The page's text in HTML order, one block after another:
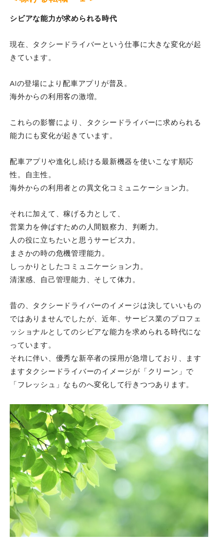
シビアな能力が求められる時代
現在、タクシードライバーという仕事に大きな変化が起
きています。
AIの登場により配車アプリが普及。
海外からの利用客の激増。
これらの影響により、タクシードライバーに求められる
能力にも変化が起きています。
配車アプリや進化し続ける最新機器を使いこなす順応
性。自主性。
海外からの利用者との異文化コミュニケーション力。
それに加えて、稼げる力として、
営業力を伸ばすための人間観察力、判断力。
人の役に立ちたいと思うサービス力。
まさかの時の危機管理能力。
しっかりとしたコミュニケーション力。
清潔感、自己管理能力、そして体力。
昔の、タクシードライバーのイメージは決していいもの
ではありませんでしたが、近年、サービス業のプロフェ
ッショナルとしてのシビアな能力を求められる時代にな
っています。
それに伴い、優秀な新卒者の採用が急増しており、ます
ますタクシードライバーのイメージが「クリーン」で
「フレッシュ」なものへ変化して行きつつあります。